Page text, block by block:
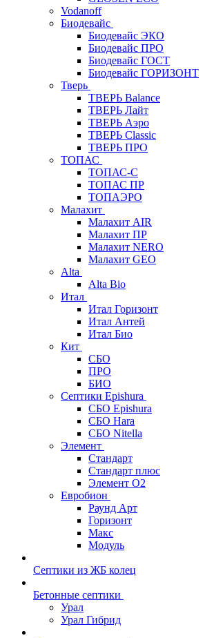
Vodanoff
Биодевайс
Биодевайс ЭКО
Биодевайс ПРО
Биодевайс ГОСТ
Биодевайс ГОРИЗОНТ
Тверь
ТВЕРЬ Balance
ТВЕРЬ Лайт
ТВЕРЬ Аэро
ТВЕРЬ Classic
ТВЕРЬ ПРО
ТОПАС
ТОПАС-С
ТОПАС ПР
ТОПАЭРО
Малахит
Малахит AIR
Малахит ПР
Малахит NERO
Малахит GEO
Alta
Alta Bio
Итал
Итал Горизонт
Итал Антей
Итал Био
Кит
СБО
ПРО
БИО
Септики Epishura
СБО Epishura
СБО Hara
СБО Nitella
Элемент
Стандарт
Стандарт плюс
Элемент О2
Евробион
Раунд Арт
Горизонт
Макс
Модуль
Септики из ЖБ колец
Бетонные септики
Урал
Урал Гибрид